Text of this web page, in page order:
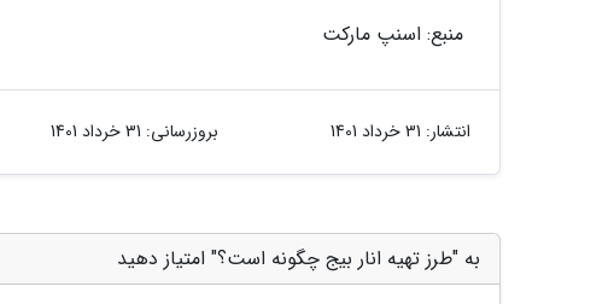
منبع: اسنپ مارکت
انتشار: 31 خرداد 1401 بروزرسانی: 31 خرداد 1401
به "طرز تهیه انار بیج چگونه است؟" امتیاز دهید